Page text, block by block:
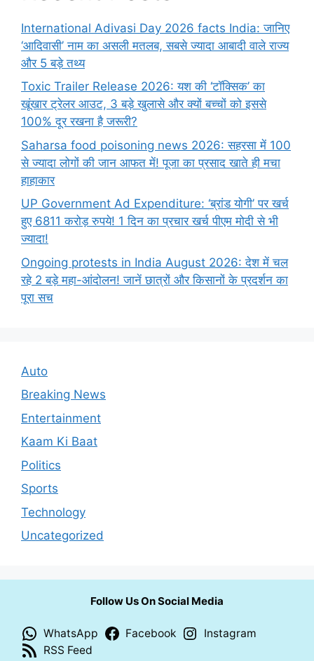
International Adivasi Day 2026 facts India: जानिए
‘आदिवासी’ नाम का असली मतलब, सबसे ज्यादा आबादी वाले राज्य
और 5 बड़े तथ्य
Toxic Trailer Release 2026: यश की ‘टॉक्सिक’ का
खूंखार ट्रेलर आउट, 3 बड़े खुलासे और क्यों बच्चों को इससे
100% दूर रखना है जरूरी?
Saharsa food poisoning news 2026: सहरसा में 100
से ज्यादा लोगों की जान आफत में! पूजा का प्रसाद खाते ही मचा
हाहाकार
UP Government Ad Expenditure: ‘ब्रांड योगी’ पर खर्च
हुए 6811 करोड़ रुपये! 1 दिन का प्रचार खर्च पीएम मोदी से भी
ज्यादा!
Ongoing protests in India August 2026: देश में चल
रहे 2 बड़े महा-आंदोलन! जानें छात्रों और किसानों के प्रदर्शन का
पूरा सच
Auto
Breaking News
Entertainment
Kaam Ki Baat
Politics
Sports
Technology
Uncategorized
Follow Us On Social Media
WhatsApp Facebook
Instagram
RSS Feed